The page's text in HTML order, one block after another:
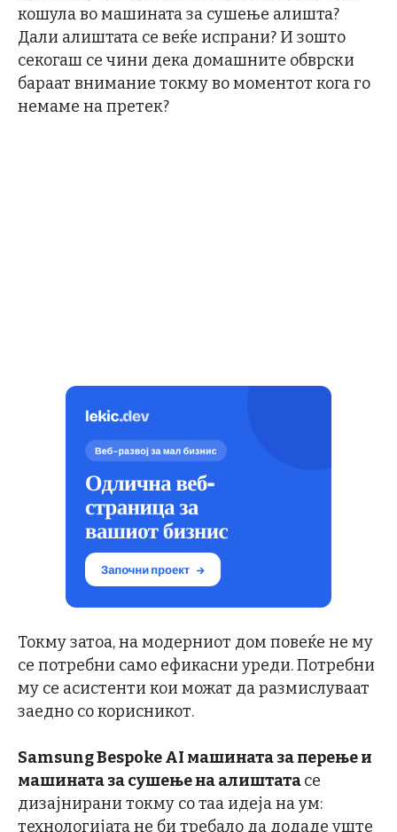
кошула во машината за сушење алишта?
Дали алиштата се веќе испрани? И зошто
секогаш се чини дека домашните обврски
бараат внимание токму во моментот кога го
немаме на претек?
Токму затоа, на модерниот дом повеќе не му
се потребни само ефикасни уреди. Потребни
му се асистенти кои можат да размислуваат
заедно со корисникот.
Samsung Bespoke AI машината за перење и
машината за сушење на алиштатасе
дизајнирани токму со таа идеја на ум:
технологијата не би требало да додаде уште